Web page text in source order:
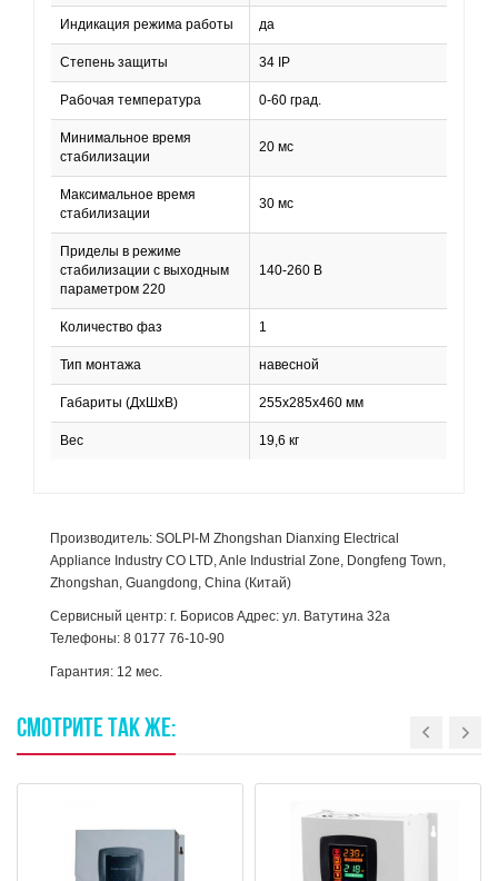
Индикация режима работы да
Степень защиты 34 IP
Рабочая температура 0-60 град.
Минимальное время
стабилизации
20 мс
Максимальное время
стабилизации
30 мс
Приделы в режиме
стабилизации с выходным
параметром 220
140-260 В
Количество фаз 1
Тип монтажа навесной
Габариты (ДхШхВ) 255х285х460 мм
Вес 19,6 кг
Производитель: SOLPI-M Zhongshan Dianxing Electrical
Appliance Industry CO LTD, Anle Industrial Zone, Dongfeng Town,
Zhongshan, Guangdong, China (Китай)
Сервисный центр: г. Борисов Адрес: ул. Ватутина 32а
Телефоны: 8 0177 76-10-90
Гарантия: 12 мес.
СМОТРИТЕ ТАКЖЕ: